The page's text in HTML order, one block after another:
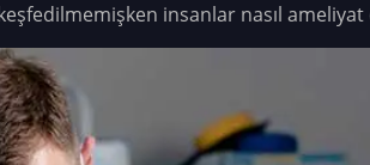
insanlar nasıl ameliyat